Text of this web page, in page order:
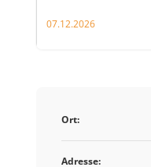
07.12.2026
Ort:
Adresse: